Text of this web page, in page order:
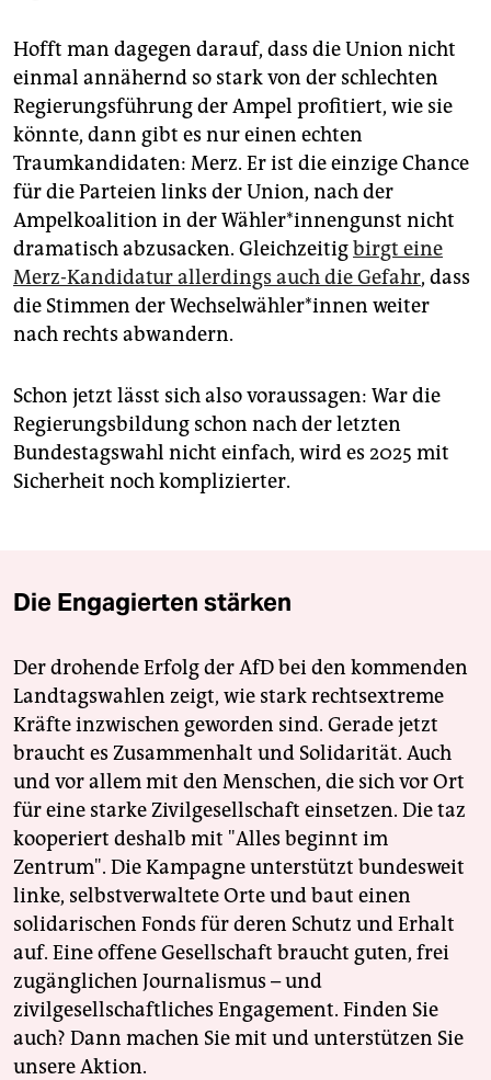
Hofft man dagegen darauf, dass die Union nicht
einmal annähernd so stark von der schlechten
Regierungsführung der Ampel profitiert, wie sie
könnte, dann gibt es nur einen echten
Traumkandidaten: Merz. Er ist die einzige Chance
für die Parteien links der Union, nach der
Ampelkoalition in der Wäh­le­r*in­nengunst nicht
dramatisch abzusacken. Gleichzeitigbirgt eine
Merz-Kandidatur allerdings auch die Gefahr, dass
die Stimmen der Wech­sel­wäh­le­r*in­nen weiter
nach rechts abwandern.
Schon jetzt lässt sich also voraussagen: War die
Regierungsbildung schon nach der letzten
Bundestagswahl nicht einfach, wird es 2025 mit
Sicherheit noch komplizierter.
Die Engagierten stärken
Der drohende Erfolg der AfD bei den kommenden
Landtagswahlen zeigt, wie stark rechtsextreme
Kräfte inzwischen geworden sind. Gerade jetzt
braucht es Zusammenhalt und Solidarität. Auch
und vor allem mit den Menschen, die sich vor Ort
für eine starke Zivilgesellschaft einsetzen. Die taz
kooperiert deshalb mit "Alles beginnt im
Zentrum". Die Kampagne unterstützt bundesweit
linke, selbstverwaltete Orte und baut einen
solidarischen Fonds für deren Schutz und Erhalt
auf. Eine offene Gesellschaft braucht guten, frei
zugänglichen Journalismus – und
zivilgesellschaftliches Engagement. Finden Sie
auch? Dann machen Sie mit und unterstützen Sie
unsere Aktion.